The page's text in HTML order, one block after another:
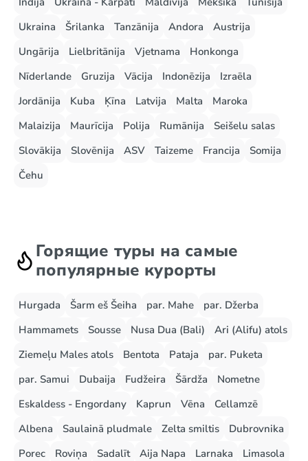
Ukraina
Šrilanka Tanzānija Andora
Austrija
Ungārija
Lielbritānija Vjetnama
Honkonga
Nīderlande
Gruzija Vācija Indonēzija
Izraēla
Jordānija
Kuba Ķīna Latvija Malta
Maroka
Malaizija
Maurīcija Polija Rumānija
Seišelu salas
Slovākija
Slovēnija ASV Taizeme Francija
Somija
Čehu
Горящие туры на самые
популярные курорты
Hurgada Šarm eš Šeiha par. Mahe
par. Džerba
Hammamets
Sousse Nusa Dua (Bali)
Ari (Alifu) atols
Ziemeļu Males atols
Bentota Pataja
par. Puketa
par. Samui
Dubaija Fudžeira Šārdža
Nometne
Eskaldess - Engordany
Kaprun Vēna
Cellamzē
Albena
Saulainā pludmale Zelta smiltis
Dubrovnika
Porec
Roviņa Sadalīt Aija Napa Larnaka
Limasola